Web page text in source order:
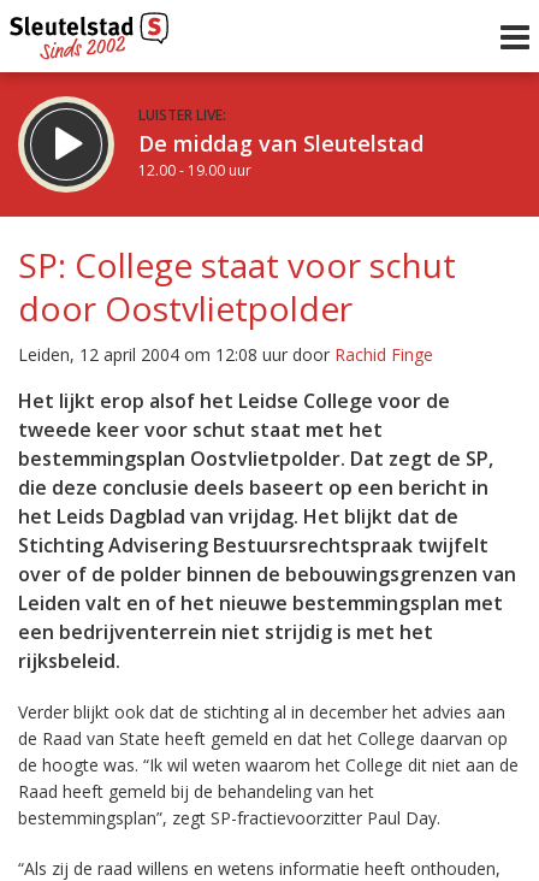
LUISTER LIVE:
De middag van Sleutelstad
12.00 - 19.00 uur
De avond van Sleutelstad
19.00 - 22.00 uur
Vorig uur
uur 1 van 0
Inklappen
SP: College staat voor schut
door Oostvlietpolder
Leiden, 12 april 2004 om 12:08 uur door Rachid Finge
Het lijkt erop alsof het Leidse College voor de
tweede keer voor schut staat met het
bestemmingsplan Oostvlietpolder. Dat zegt de SP,
die deze conclusie deels baseert op een bericht in
het Leids Dagblad van vrijdag. Het blijkt dat de
Stichting Advisering Bestuursrechtspraak twijfelt
over of de polder binnen de bebouwingsgrenzen van
Leiden valt en of het nieuwe bestemmingsplan met
een bedrijventerrein niet strijdig is met het
rijksbeleid.
Verder blijkt ook dat de stichting al in december het advies aan
de Raad van State heeft gemeld en dat het College daarvan op
de hoogte was. “Ik wil weten waarom het College dit niet aan de
Raad heeft gemeld bij de behandeling van het
bestemmingsplan”, zegt SP-fractievoorzitter Paul Day.
“Als zij de raad willens en wetens informatie heeft onthouden,